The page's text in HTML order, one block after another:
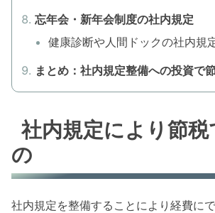
忘年会・新年会制度の社内規定
健康診断や人間ドックの社内規
まとめ：社内規定整備への投資で
社内規定により節税
の
社内規定を整備することにより経費に